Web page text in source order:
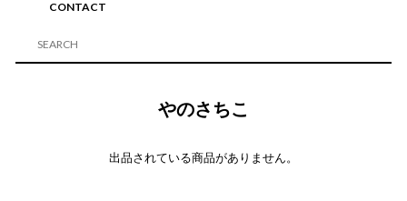
CONTACT
やのさちこ
出品されている商品がありません。